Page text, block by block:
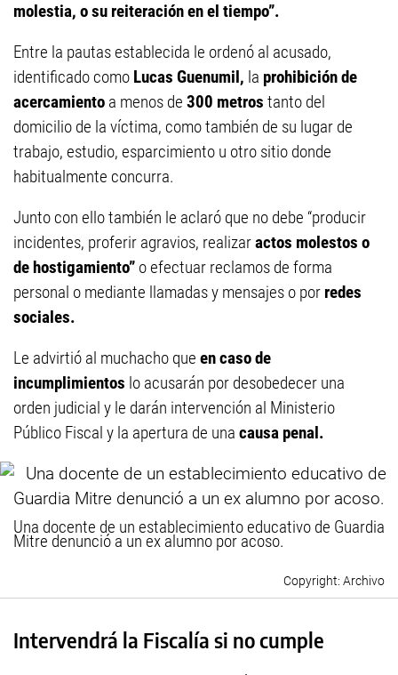
molestia, o su reiteración en el tiempo”.
Entre la pautas establecida le ordenó al acusado,
identificado como Lucas Guenumil, la prohibición de
acercamiento a menos de 300 metros tanto del
domicilio de la víctima, como también de su lugar de
trabajo, estudio, esparcimiento u otro sitio donde
habitualmente concurra.
Junto con ello también le aclaró que no debe “producir
incidentes, proferir agravios, realizaractos molestos o
de hostigamiento” o efectuar reclamos de forma
personal o mediante llamadas y mensajes o por redes
sociales.
Le advirtió al muchacho que en caso de
incumplimientos lo acusarán por desobedecer una
orden judicial y le darán intervención al Ministerio
Público Fiscal y la apertura de una causa penal.
Una docente de un establecimiento educativo de Guardia
Mitre denunció a un ex alumno por acoso.
Archivo
Intervendrá la Fiscalía si no cumple